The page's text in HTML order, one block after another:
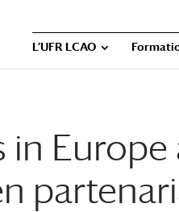
L’UFR LCAO
Europe